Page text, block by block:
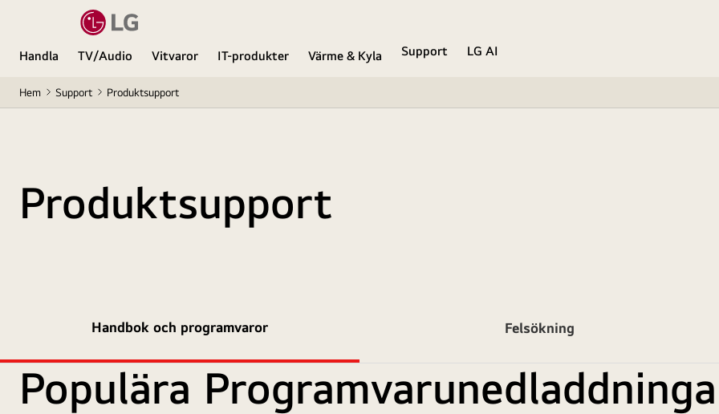
Handla TV/Audio Vitvaror IT-produkter Värme & Kyla Support LG AI
Hem Support Produktsupport
Produktsupport
Handbok och programvaror Felsökning
Populära